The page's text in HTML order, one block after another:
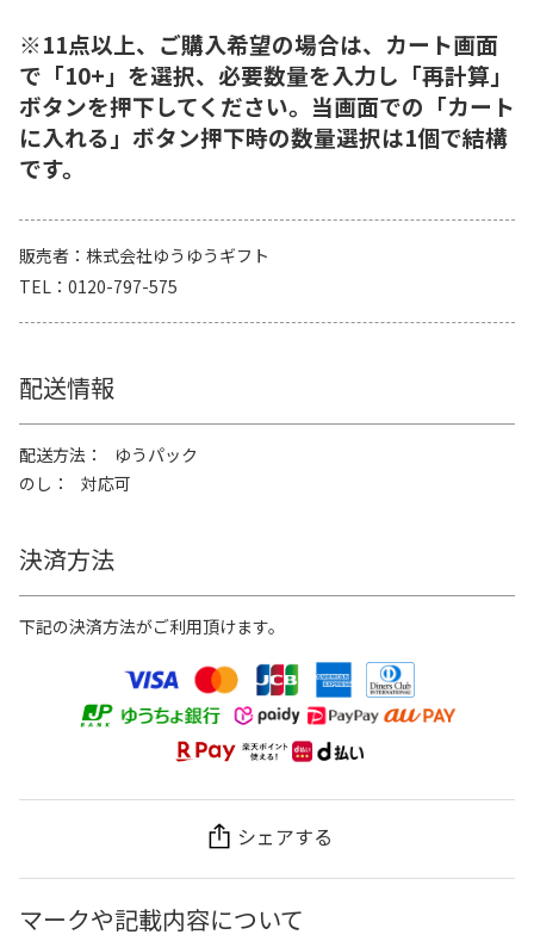
※11点以上、ご購入希望の場合は、カート画面
で「10+」を選択、必要数量を入力し「再計算」
ボタンを押下してください。当画面での「カート
に入れる」ボタン押下時の数量選択は1個で結構
です。
販売者
株式会社ゆうゆうギフト
TEL
0120-797-575
配送情報
配送方法
ゆうパック
のし
対応可
決済方法
下記の決済方法がご利用頂けます。
シェアする
マークや記載内容について